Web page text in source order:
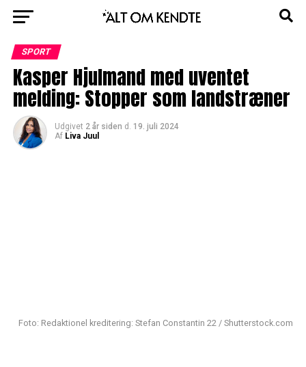
SPORT
Kasper Hjulmand med uventet
melding: Stopper som landstræner
Udgivet 2 år siden d. 19. juli 2024
Af Liva Juul
Foto: Redaktionel kreditering: Stefan Constantin 22 / Shutterstock.com